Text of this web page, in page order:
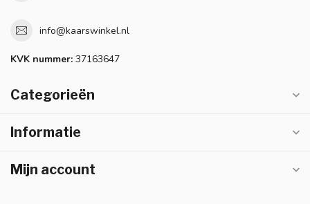
info@kaarswinkel.nl
KVK nummer: 37163647
Categorieën
Informatie
Mijn account